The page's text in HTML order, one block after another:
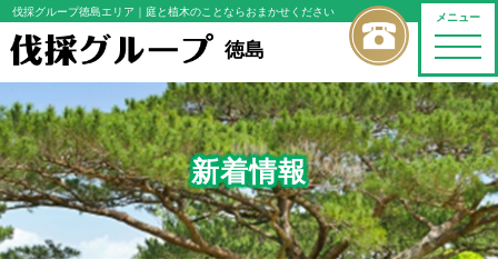
メニュー
toggle
伐採グループ徳島エリア ｜庭と植木のことならおまかせください
徳島
新着情報